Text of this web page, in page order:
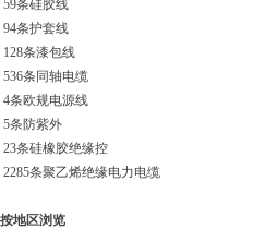
59条硅胶线
94条护套线
128条漆包线
536条 同轴电缆
4条欧规电源线
5条 防紫外
23条硅橡胶绝缘控
2285条聚乙烯绝缘电力电缆
按地区浏览